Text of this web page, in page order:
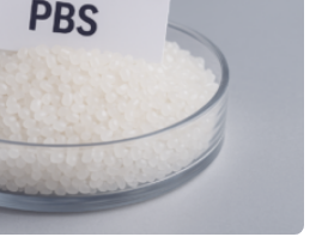
Zum ersten Mal haben
Göttingen gemeinsam
Bremen und der
wie in Graphen…